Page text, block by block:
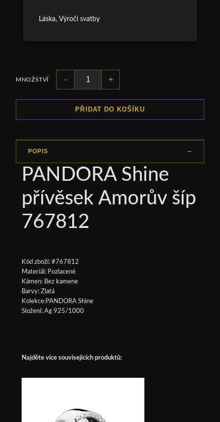
Láska,Výročí svatby
MNOŽSTVÍ - +
PŘIDAT DO KOŠÍKU
POPIS
PANDORA Shine
přívěsek Amorův šíp
767812
Kód zboží: #767812
Materiál: Pozlacené
Kámen: Bez kamene
Barvy: Zlatá
Kolekce:PANDORA Shine
Složení: Ag 925/1000
Najděte více souvisejících produktů: